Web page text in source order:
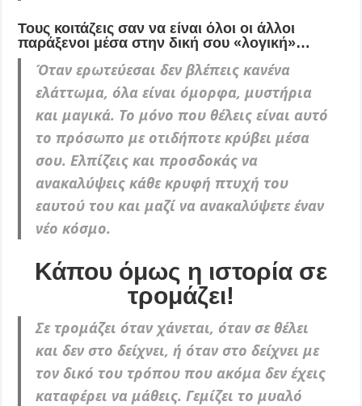
Τους κοιτάζεις σαν να είναι όλοι οι άλλοι
παράξενοι μέσα στην δική σου «λογική»…
Όταν ερωτεύεσαι δεν βλέπεις κανένα
ελάττωμα, όλα είναι όμορφα, μυστήρια
και μαγικά. Το μόνο που θέλεις είναι αυτό
το πρόσωπο με οτιδήποτε κρύβει μέσα
σου. Ελπίζεις και προσδοκάς να
ανακαλύψεις κάθε κρυφή πτυχή του
εαυτού του και μαζί να ανακαλύψετε έναν
νέο κόσμο.
Κάπου όμως η ιστορία σε
τρομάζει!
Σε τρομάζει όταν χάνεται, όταν σε θέλει
και δεν στο δείχνει, ή όταν στο δείχνει με
τον δικό του τρόπου που ακόμα δεν έχεις
καταφέρει να μάθεις. Γεμίζει το μυαλό